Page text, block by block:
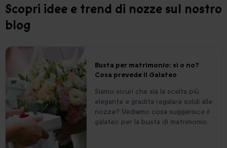
Scopri idee e trend di nozze sul nostro
blog
Busta per matrimonio: sì o no?
Cosa prevede il Galateo
Siamo sicuri che sia la scelta più
elegante e gradita regalare soldi alle
nozze? Vediamo cosa suggerisce il
galateo per la busta di matrimonio.